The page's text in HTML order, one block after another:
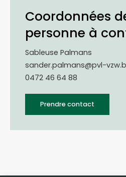
Coordonnées
personne à
Sableuse Palmans
sander.palmans@pvl-
0472 46 64 88
Prendre contact